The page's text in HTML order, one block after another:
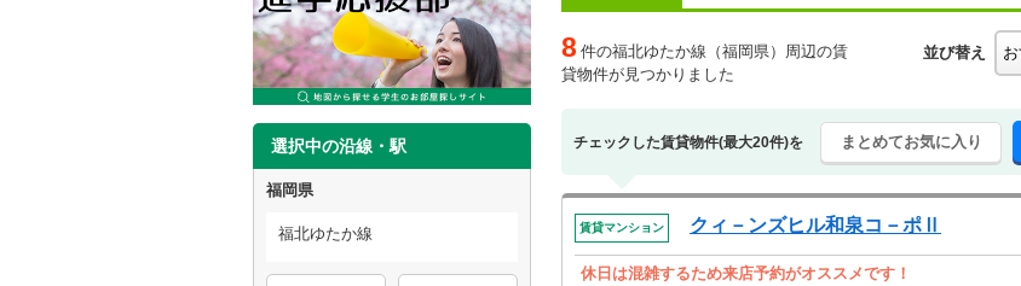
選択中の沿線・駅
福岡県
福北ゆたか線
8 件の福北ゆたか線（福岡県）周辺の賃
貸物件が見つかりました
並び替え
チェックした賃貸物件(最大20件)を まとめてお気に入り
賃貸マンション クィ－ンズヒル和泉コ－ポⅡ
休日は混雑するため来店予約がオススメです！